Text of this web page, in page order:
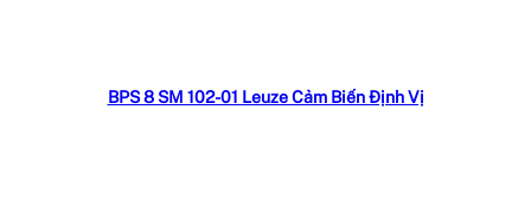
Đọc tiếp
BPS 8 SM 102-01 Leuze Cảm Biến Định Vị